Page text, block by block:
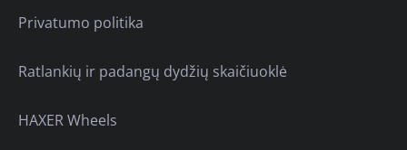
Privatumo politika
Ratlankių ir padangų dydžių skaičiuoklė
HAXER Wheels